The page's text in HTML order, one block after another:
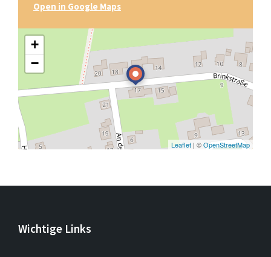
Open in Google Maps
+
−
Leaflet | ©OpenStreetMap
Wichtige Links